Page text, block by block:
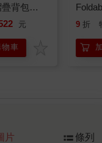
疊背包
TB068－
元
車
包 （
9 折
片 條列